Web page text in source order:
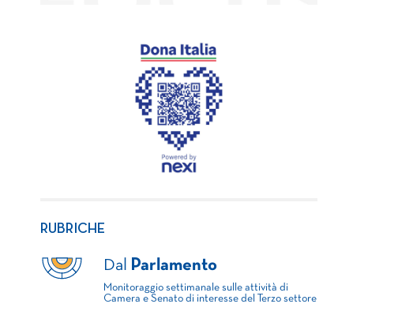
RUBRICHE
Dal Parlamento
Monitoraggio settimanale sulle attività di
Camera e Senato di interesse del Terzo settore